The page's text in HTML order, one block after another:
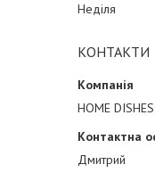
Неділя
КОНТАКТИ
HOME
Дмитрий